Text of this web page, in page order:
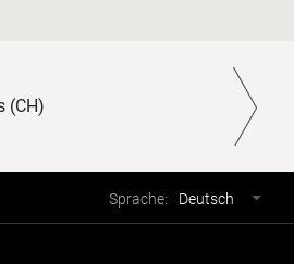
(CH)
Sprache: Deutsch